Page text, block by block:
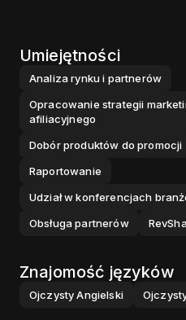
Umiejętności
Analiza rynku i partnerów
Opracowanie strategii
afiliacyjnego
Dobór produktów do promocji
Raportowanie
Udział w konferencjach
Obsługa partnerów
Znajomość języków
Ojczysty Angielski